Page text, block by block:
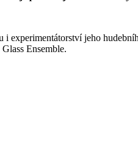
experimentátorství jeho
Ensemble.